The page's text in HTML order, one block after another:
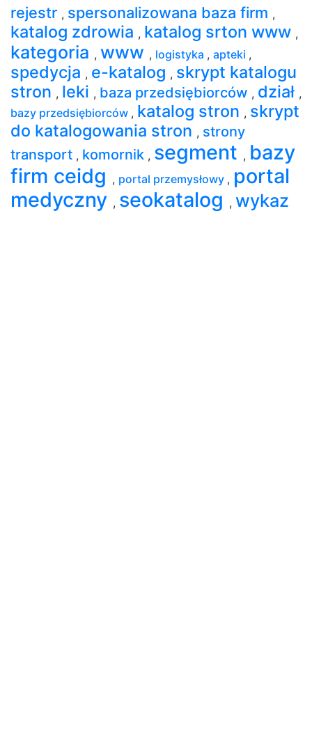
rejestr , spersonalizowana baza firm ,
katalog zdrowia , katalog srton www ,
kategoria , www , logistyka , apteki ,
spedycja , e-katalog , skrypt katalogu
stron , leki , baza przedsiębiorców , dział ,
bazy przedsiębiorców , katalog stron , skrypt
do katalogowania stron , strony
transport , komornik , segment , bazy
firm ceidg , portal przemysłowy , portal
medyczny , seokatalog , wykaz